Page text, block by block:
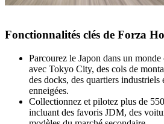
Fonctionnalités clés de Forza
Parcourez le Japon dans un
avec Tokyo City, des cols de
des docks, des quartiers industriels
enneigées.
Collectionnez et pilotez plus de
incluant des favoris JDM, des